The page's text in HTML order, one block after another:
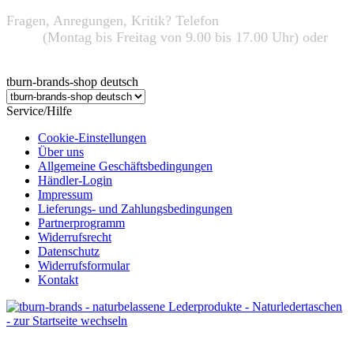
Fragen, Anregungen, Kritik? Telefon
(Montag bis Freitag von 9.00 bis 17.00 Uhr) oder
tburn-brands-shop deutsch
Service/Hilfe
Cookie-Einstellungen
Über uns
Allgemeine Geschäftsbedingungen
Händler-Login
Impressum
Lieferungs- und Zahlungsbedingungen
Partnerprogramm
Widerrufsrecht
Datenschutz
Widerrufsformular
Kontakt